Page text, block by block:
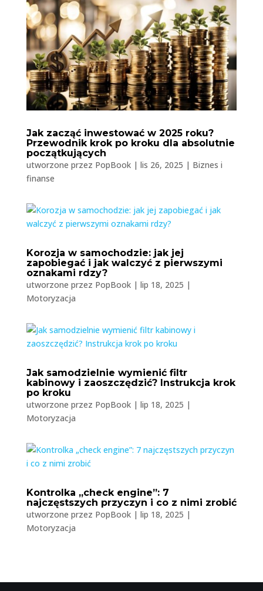
Jak zacząć inwestować w 2025 roku?
Przewodnik krok po kroku dla absolutnie
początkujących
utworzone przez PopBook| lis 26, 2025 | Biznes i
finanse
Korozja w samochodzie: jak jej
zapobiegać i jak walczyć z pierwszymi
oznakami rdzy?
utworzone przez PopBook| lip 18, 2025 |
Motoryzacja
Jak samodzielnie wymienić filtr
kabinowy i zaoszczędzić? Instrukcja krok
po kroku
utworzone przez PopBook| lip 18, 2025 |
Motoryzacja
Kontrolka „check engine”: 7
najczęstszych przyczyn i co z nimi zrobić
utworzone przez PopBook| lip 18, 2025 |
Motoryzacja